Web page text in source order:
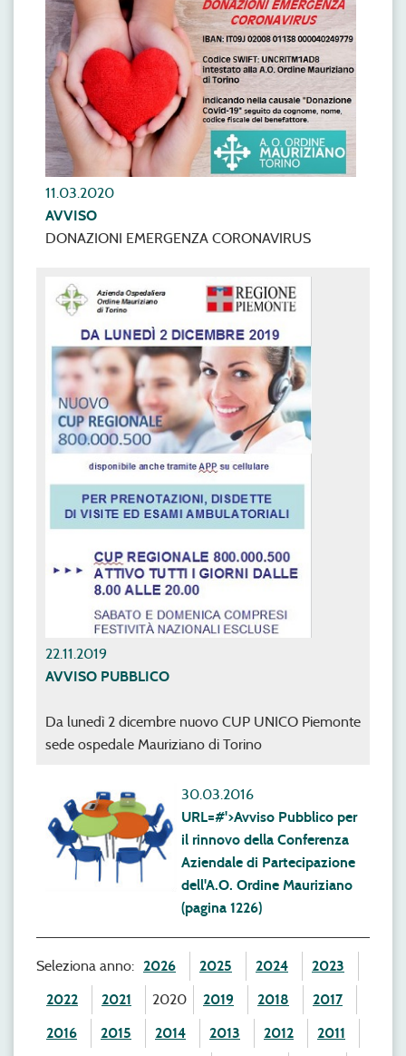
11.03.2020
AVVISO
DONAZIONI EMERGENZA CORONAVIRUS
22.11.2019
AVVISO PUBBLICO
Da lunedì 2 dicembre nuovo CUP UNICO Piemonte
sede ospedale Mauriziano di Torino
30.03.2016
URL=#'>Avviso Pubblico per
il rinnovo della Conferenza
Aziendale di Partecipazione
dell'A.O. Ordine Mauriziano
(pagina 1226)
Seleziona anno: 2026 2025 2024
2023
2022
2021 2020 2019 2018
2017
2016
2015 2014 2013 2012
2011